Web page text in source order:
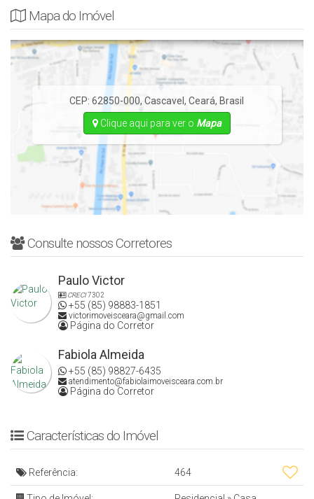
Mapa do Imóvel
CEP: 62850-000,Cascavel,Ceará, Brasil
Clique aqui para ver o Mapa
Consulte nossos Corretores
Paulo Victor
CRECI7302
+55 (85) 98883-1851
victorimoveisceara@gmail.com
Página do Corretor
Fabiola Almeida
+55 (85) 98827-6435
atendimento@fabiolaimoveisceara.com.br
Página do Corretor
Características do Imóvel
Referência: 464